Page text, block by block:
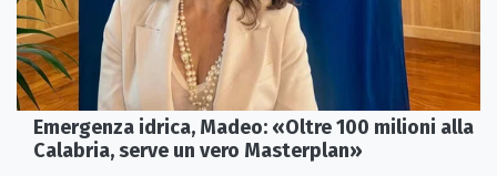
Emergenza idrica, Madeo: «Oltre 100 milioni alla
Calabria, serve un vero Masterplan»